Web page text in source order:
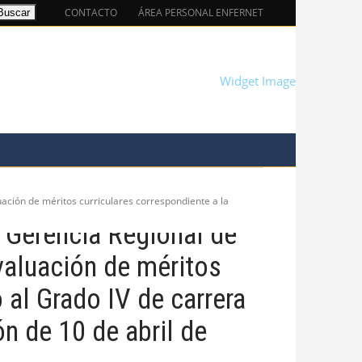
CONTACTO ÁREA PERSONAL ENFERNET
de méritos curriculares correspondiente a la
Regional de
de méritos
Grado IV de carrera
de 10 de abril de